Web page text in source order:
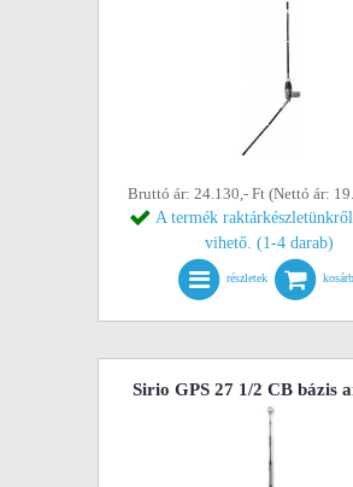
Bruttó ár: 24.130,- Ft (Nettó ár:
A termék
vihető. (1-4 darab)
részletek
Sirio GPS 27 1/2 CB bázis